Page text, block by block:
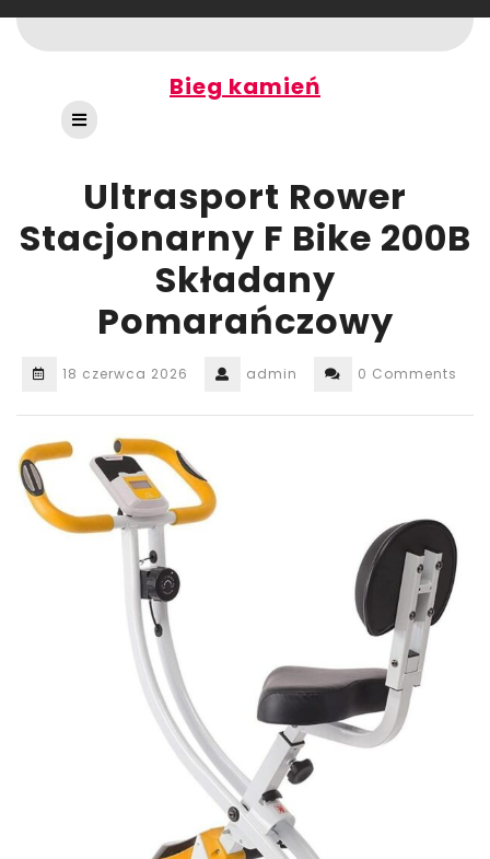
to
content
Bieg kamień
Open
Button
Ultrasport Rower
Stacjonarny F Bike 200B
Składany
Pomarańczowy
18 czerwca 2026 admin 0 Comments